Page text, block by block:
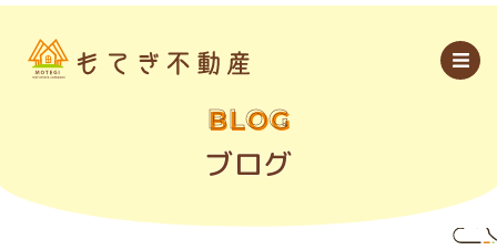
内
BLOG
ブログ